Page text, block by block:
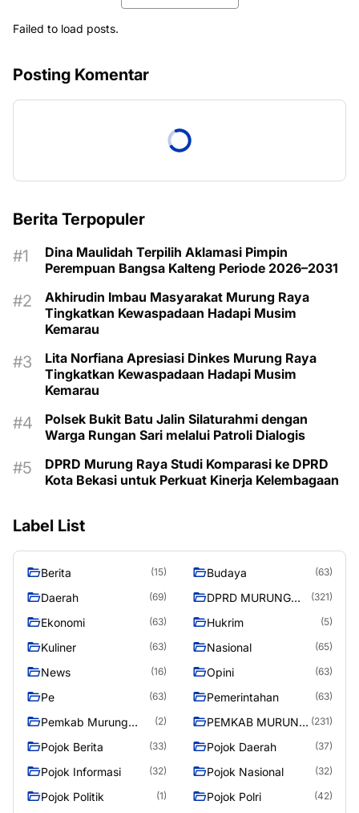
Failed to load posts.
Posting Komentar
Berita Terpopuler
Dina Maulidah Terpilih Aklamasi Pimpin
Perempuan Bangsa Kalteng Periode 2026–2031
Akhirudin Imbau Masyarakat Murung Raya
Tingkatkan Kewaspadaan Hadapi Musim
Kemarau
Lita Norfiana Apresiasi Dinkes Murung Raya
Tingkatkan Kewaspadaan Hadapi Musim
Kemarau
Polsek Bukit Batu Jalin Silaturahmi dengan
Warga Rungan Sari melalui Patroli Dialogis
DPRD Murung Raya Studi Komparasi ke DPRD
Kota Bekasi untuk Perkuat Kinerja Kelembagaan
Label List
Berita (15) Budaya (63)
Daerah (69)
DPRD MURUNG
(321)
Ekonomi (63) Hukrim (5)
Kuliner (63) Nasional (65)
News (16) Opini (63)
Pe (63) Pemerintahan (63)
Pemkab Murung
(2)
PEMKAB MURUNG (231)
Pojok Berita (33) Pojok Daerah (37)
Pojok Informasi (32) Pojok Nasional (32)
Pojok Politik (1) Pojok Polri (42)